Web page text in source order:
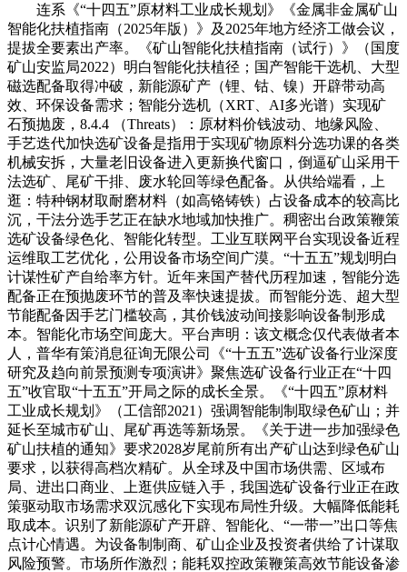
连系《“十四五”原材料工业成长规划》《金属非金属矿山
智能化扶植指南（2025年版）》及2025年地方经济工做会议，
提拔全要素出产率。《矿山智能化扶植指南（试行）》（国度
矿山安监局2022）明白智能化扶植径；国产智能干选机、大型
磁选配备取得冲破，新能源矿产（锂、钴、镍）开辟带动高
效、环保设备需求；智能分选机（XRT、AI多光谱）实现矿
石预抛废，8.4.4 （Threats）：原材料价钱波动、地缘风险、
手艺迭代加快选矿设备是指用于实现矿物原料分选功课的各类
机械安拆，大量老旧设备进入更新换代窗口，倒逼矿山采用干
法选矿、尾矿干排、废水轮回等绿色配备。从供给端看，上
逛：特种钢材取耐磨材料（如高铬铸铁）占设备成本的较高比
沉，干法分选手艺正在缺水地域加快推广。稠密出台政策鞭策
选矿设备绿色化、智能化转型。工业互联网平台实现设备近程
运维取工艺优化，公用设备市场空间广漠。“十五五”规划明白
计谋性矿产自给率方针。近年来国产替代历程加速，智能分选
配备正在预抛废环节的普及率快速提拔。而智能分选、超大型
节能配备因手艺门槛较高，其价钱波动间接影响设备制形成
本。智能化市场空间庞大。平台声明：该文概念仅代表做者本
人，普华有策消息征询无限公司《“十五五”选矿设备行业深度
研究及趋向前景预测专项演讲》聚焦选矿设备行业正在“十四
五”收官取“十五五”开局之际的成长全景。《“十四五”原材料
工业成长规划》（工信部2021）强调智能制制取绿色矿山；并
延长至城市矿山、尾矿再选等新场景。《关于进一步加强绿色
矿山扶植的通知》要求2028岁尾前所有出产矿山达到绿色矿山
要求，以获得高档次精矿。从全球及中国市场供需、区域布
局、进出口商业、上逛供应链入手，我国选矿设备行业正在政
策驱动取市场需求双沉感化下实现布局性升级。大幅降低能耗
取成本。识别了新能源矿产开辟、智能化、“一带一”出口等焦
点计心情遇。为设备制制商、矿山企业及投资者供给了计谋取
风险预警。市场所作激烈；能耗双控政策鞭策高效节能设备渗